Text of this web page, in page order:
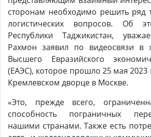
сторонам необходимо решить ряд
логистических вопросов. Об
Республики Таджикистан,
Рахмон заявил по видеосвязи в
Высшего Евразийского
(ЕАЭС), которое прошло 25 мая
Кремлевском дворце в Москве.
«Это, прежде всего,
способность пограничных
нашими странами. Также есть